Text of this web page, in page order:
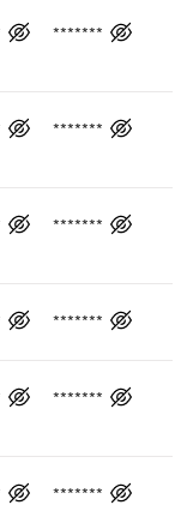
*******
*******
*******
*******
*******
*******